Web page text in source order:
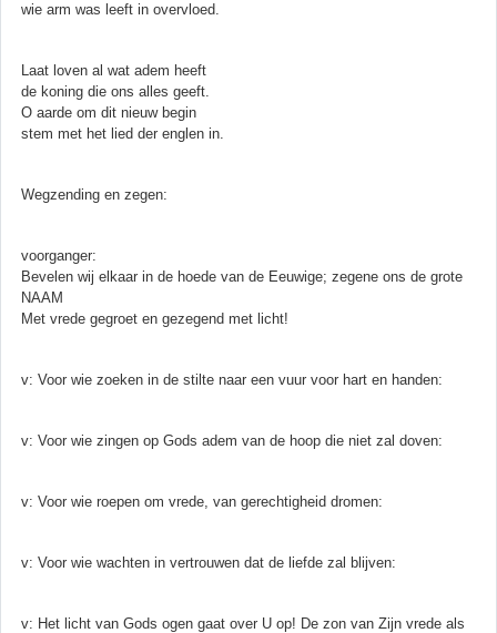
wie arm was leeft in overvloed.
Laat loven al wat adem heeft
de koning die ons alles geeft.
O aarde om dit nieuw begin
stem met het lied der englen in.
Wegzending en zegen:
voorganger:
Bevelen wij elkaar in de hoede van de Eeuwige; zegene ons de grote
NAAM
Met vrede gegroet en gezegend met licht!
v: Voor wie zoeken in de stilte naar een vuur voor hart en handen:
v: Voor wie zingen op Gods adem van de hoop die niet zal doven:
v: Voor wie roepen om vrede, van gerechtigheid dromen:
v: Voor wie wachten in vertrouwen dat de liefde zal blijven:
v: Het licht van Gods ogen gaat over U op! De zon van Zijn vrede als